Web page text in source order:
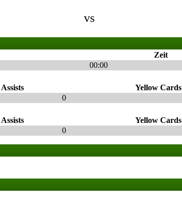
vs
Zeit
00:00
Assists Yellow Cards
0
Assists Yellow Cards
0